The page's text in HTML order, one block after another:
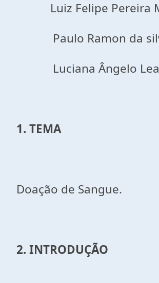
Luiz Felipe Pereira
Paulo Ramon da
Luciana Ângelo
1. TEMA
Doação de Sangue.
2. INTRODUÇÃO